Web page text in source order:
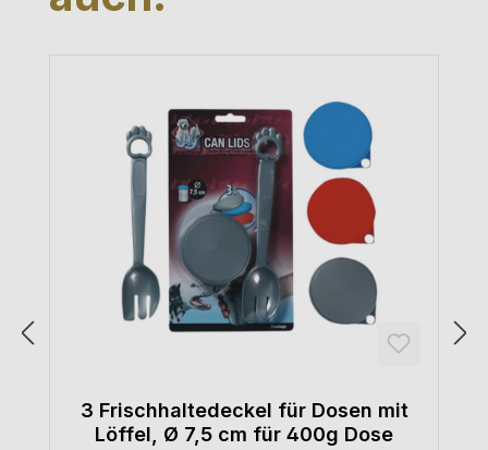
3 Frischhaltedeckel für Dosen mit
Löffel, Ø 7,5 cm für 400g Dose